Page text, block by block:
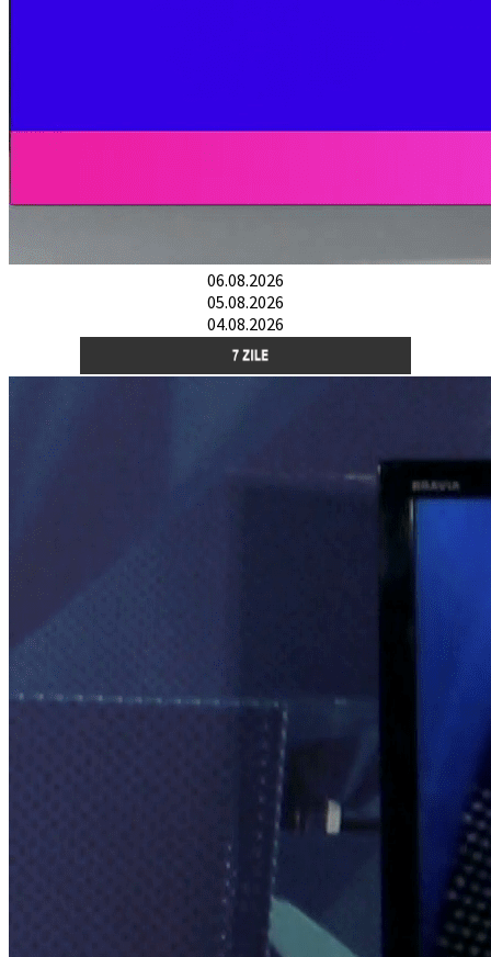
06.08.2026
05.08.2026
04.08.2026